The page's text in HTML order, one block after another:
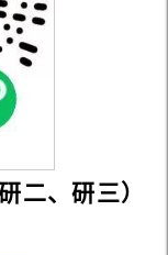
二、研三）